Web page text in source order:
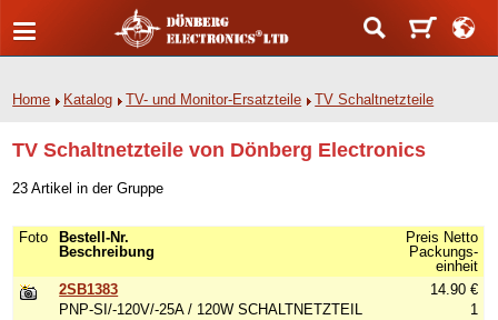
Home Katalog TV- und Monitor-Ersatzteile TV Schaltnetzteile
TV Schaltnetzteile von Dönberg Electronics
23 Artikel in der Gruppe
Foto
Bestell-Nr.
Beschreibung
Preis Netto
Packungs-
einheit
2SB1383
PNP-SI/-120V/-25A / 120W SCHALTNETZTEIL
14.90 €
1